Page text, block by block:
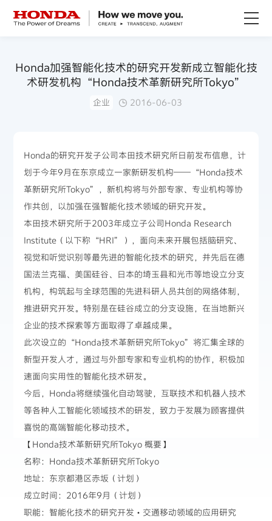
技术创新
赛事运动
新闻资讯
Honda加强智能化技术的研究开发新成立智能化技
术研发机构“Honda技术革新研究所Tokyo”
企业 2016-06-03
Honda的研究开发子公司本田技术研究所日前发布信息，计
划于今年9月在东京成立一家新研发机构——“Honda技术
革新研究所Tokyo”，新机构将与外部专家、专业机构等协
作共创，以加强在强智能化技术领域的研究开发。
本田技术研究所于2003年成立子公司Honda Research
Institute（以下称“HRI”），面向未来开展包括脑研究、
视觉和听觉识别等最先进的智能化技术的研究，并先后在德
国法兰克福、美国硅谷、日本的埼玉县和光市等地设立分支
机构，构筑起与全球范围的先进科研人员共创的网络体制，
推进研究开发。特别是在硅谷成立的分支设施，在当地新兴
企业的技术探索等方面取得了卓越成果。
此次设立的“Honda技术革新研究所Tokyo”将汇集全球的
新型开发人才，通过与外部专家和专业机构的协作，积极加
速面向实用性的智能化技术研发。
今后，Honda将继续强化自动驾驶，互联技术和机器人技术
等各种人工智能化领域技术的研发，致力于发展为顾客提供
喜悦的高端智能化移动技术。
【Honda技术革新研究所Tokyo 概要】
名称：Honda技术革新研究所Tokyo
地址：东京都港区赤坂（计划）
成立时间：2016年9月（计划）
职能：智能化技术的研究开发・交通移动领域的应用研究